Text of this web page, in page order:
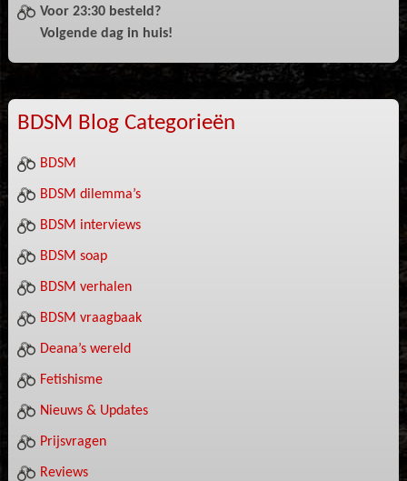
Voor 23:30 besteld?
Volgende dag in huis!
BDSM Blog Categorieën
BDSM
BDSM dilemma’s
BDSM interviews
BDSM soap
BDSM verhalen
BDSM vraagbaak
Deana’s wereld
Fetishisme
Nieuws & Updates
Prijsvragen
Reviews